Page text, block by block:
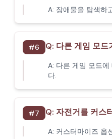
A: 장애물을 탐색하
#6 Q: 다른 게임 모드
A: 다른 게임 모드
다.
#7 Q: 자전거를 커스
A: 커스터마이즈 옵